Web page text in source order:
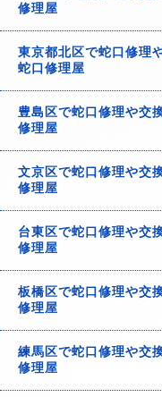
修理屋
東京都北区で蛇口修理
蛇口修理屋
豊島区で蛇口修理や交
修理屋
文京区で蛇口修理や交
修理屋
台東区で蛇口修理や交
修理屋
板橋区で蛇口修理や交
修理屋
練馬区で蛇口修理や交
修理屋